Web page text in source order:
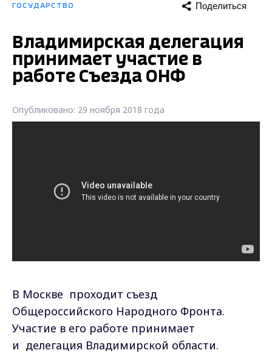
ГОСУДАРСТВО Поделиться
Владимирская делегация
принимает участие в
работе Съезда ОНФ
Опубликовано: 29 ноября 2018 года
В Москве проходит съезд
Общероссийского Народного Фронта.
Участие в его работе принимает
и делегация Владимирской области.